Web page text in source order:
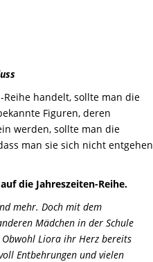
Reihe handelt, sollte man die
Figuren, deren
werden, sollte man die
man sie sich nicht entgehen
die Jahreszeiten-Reihe.
mehr. Doch mit dem
Mädchen in der Schule
Liora ihr Herz bereits
Entbehrungen und vielen